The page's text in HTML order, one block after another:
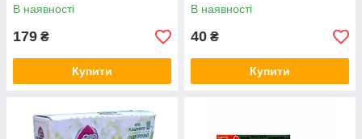
В наявності
179 ₴
Купити
В наявності
40 ₴
Купити